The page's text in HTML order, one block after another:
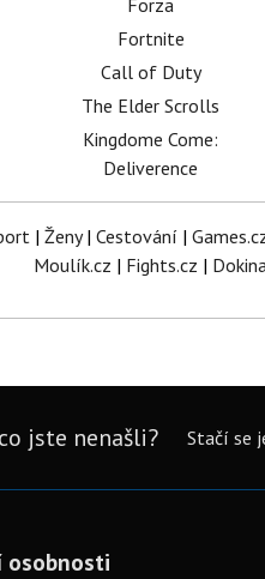
Forza
Fortnite
Call of Duty
The Elder Scrolls
Kingdome Come:
Deliverence
| Ženy| Cestování |
Moulík.cz | Fights.cz |
jste nenašli? Stačí se
osobnosti